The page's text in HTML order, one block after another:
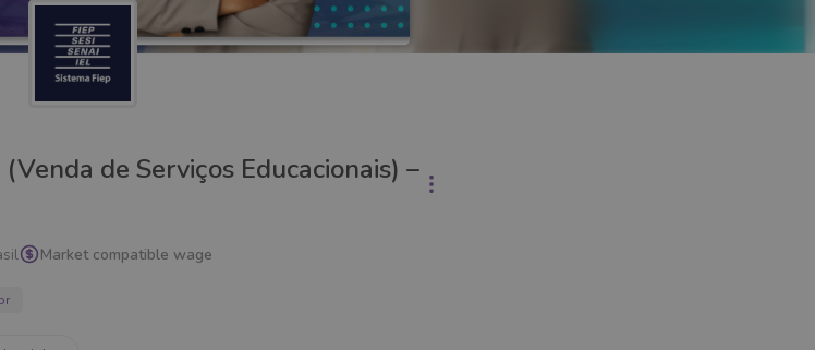
de Serviços Educacionais) –
Market compatible wage